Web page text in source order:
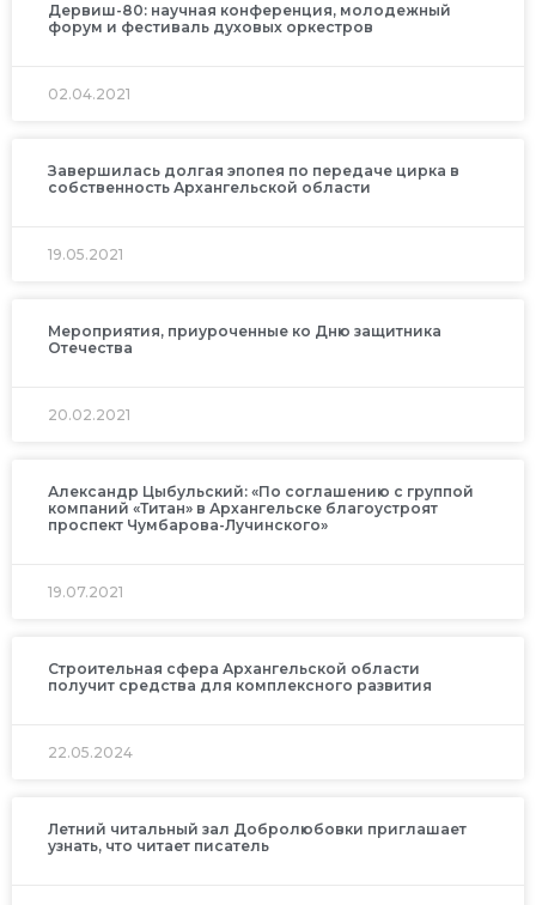
Дервиш-80: научная конференция, молодежный
форум и фестиваль духовых оркестров
02.04.2021
Завершилась долгая эпопея по передаче цирка в
собственность Архангельской области
19.05.2021
Мероприятия, приуроченные ко Дню защитника
Отечества
20.02.2021
Александр Цыбульский: «По соглашению с группой
компаний «Титан» в Архангельске благоустроят
проспект Чумбарова-Лучинского»
19.07.2021
Строительная сфера Архангельской области
получит средства для комплексного развития
22.05.2024
Летний читальный зал Добролюбовки приглашает
узнать, что читает писатель